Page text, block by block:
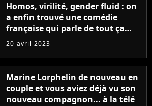
Homos, virilité, gender fluid : on
a enfin trouvé une comédie
française qui parle de tout ça
sans être super ringarde
20 avril 2023
Marine Lorphelin de nouveau en
couple et vous aviez déjà vu son
nouveau compagnon... à la télé